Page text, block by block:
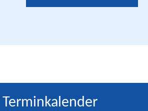
Terminkalender